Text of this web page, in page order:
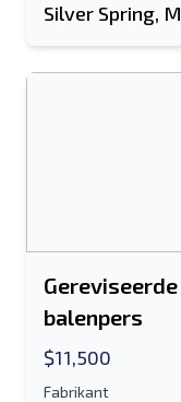
Silver Spring,
balenpers
$11,500
Fabrikant